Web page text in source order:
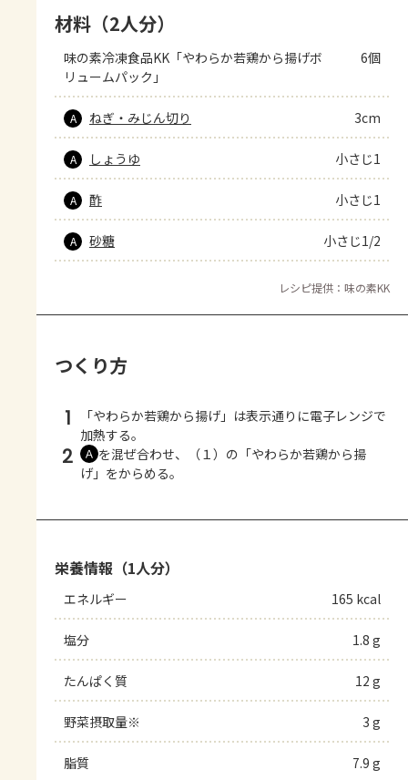
材料（2人分）
味の素冷凍食品KK「やわらか若鶏から揚げボ
リュームパック」
6個
A ねぎ・みじん切り 3cm
A しょうゆ 小さじ1
A 酢 小さじ1
A 砂糖 小さじ1/2
レシピ提供：味の素KK
つくり方
1
「やわらか若鶏から揚げ」は表示通りに電子レンジで
加熱する。
2 Ａ を混ぜ合わせ、（１）の「やわらか若鶏から揚
げ」をからめる。
栄養情報（1人分）
エネルギー 165 kcal
塩分 1.8 g
たんぱく質 12 g
野菜摂取量※ 3 g
脂質 7.9 g